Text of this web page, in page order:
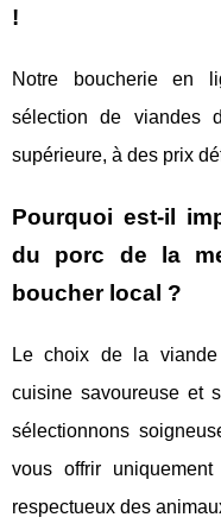
!
Notre boucherie en
sélection de viandes
supérieure, à des prix
Pourquoi est-il
du porc de la
boucher local ?
Le choix de la
cuisine savoureuse et
sélectionnons
vous offrir
respectueux des